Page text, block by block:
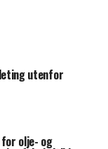
utenfor
for olje- og